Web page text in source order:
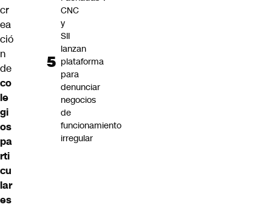
cr
ea
ció
n
de
co
le
gi
os
pa
rti
cu
lar
es
CNC
y
SII
lanzan
plataforma
para
denunciar
negocios
de
funcionamiento
irregular